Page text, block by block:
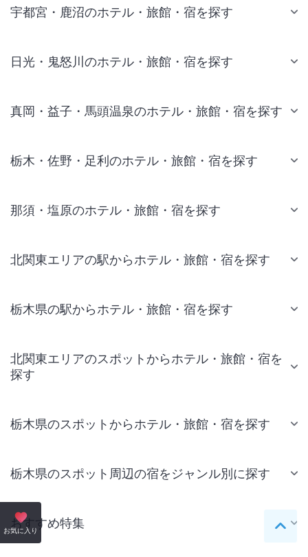
お気に入り ペー
宇都宮・鹿沼のホテル・旅館・宿を探す
日光・鬼怒川のホテル・旅館・宿を探す
真岡・益子・馬頭温泉のホテル・旅館・宿を探す
栃木・佐野・足利のホテル・旅館・宿を探す
那須・塩原のホテル・旅館・宿を探す
北関東エリアの駅からホテル・旅館・宿を探す
栃木県の駅からホテル・旅館・宿を探す
北関東エリアのスポットからホテル・旅館・宿を
探す
栃木県のスポットからホテル・旅館・宿を探す
栃木県のスポット周辺の宿をジャンル別に探す
おすすめ特集